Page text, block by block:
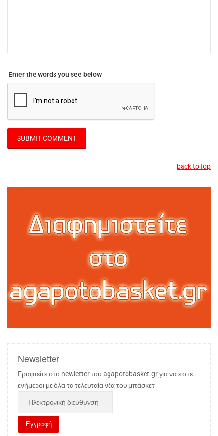
Enter the words you see below
back to top
Newsletter
Γραφτείτε στο newletter του agapotobasket.gr για να είστε
ενήμεροι με όλα τα τελευταία νέα του μπάσκετ